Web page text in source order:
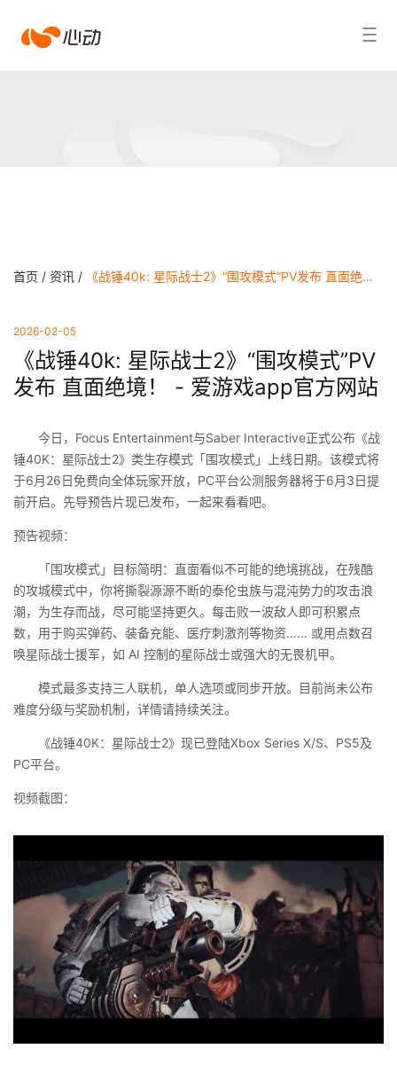
爱搜索结果
首页 / 资讯 / 《战锤40k: 星际战士2》“围攻模式”PV发布 直面绝境！ - 爱游戏app官方网站
2026-02-05
《战锤40k: 星际战士2》“围攻模式”PV
发布 直面绝境！ - 爱游戏app官方网站
今日，Focus Entertainment与Saber Interactive正式公布《战
锤40K：星际战士2》类生存模式「围攻模式」上线日期。该模式将
于6月26日免费向全体玩家开放，PC平台公测服务器将于6月3日提
前开启。先导预告片现已发布，一起来看看吧。
预告视频：
「围攻模式」目标简明：直面看似不可能的绝境挑战，在残酷
的攻城模式中，你将撕裂源源不断的泰伦虫族与混沌势力的攻击浪
潮，为生存而战，尽可能坚持更久。每击败一波敌人即可积累点
数，用于购买弹药、装备充能、医疗刺激剂等物资…… 或用点数召
唤星际战士援军，如 AI 控制的星际战士或强大的无畏机甲。
模式最多支持三人联机，单人选项或同步开放。目前尚未公布
难度分级与奖励机制，详情请持续关注。
《战锤40K：星际战士2》现已登陆Xbox Series X/S、PS5及
PC平台。
视频截图：